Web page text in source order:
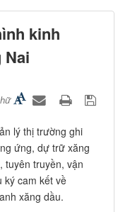
kinh
Nai
lý thị trường ghi
ứng, dự trữ xăng
tuyên truyền, vận
ký cam kết về
xăng dầu.